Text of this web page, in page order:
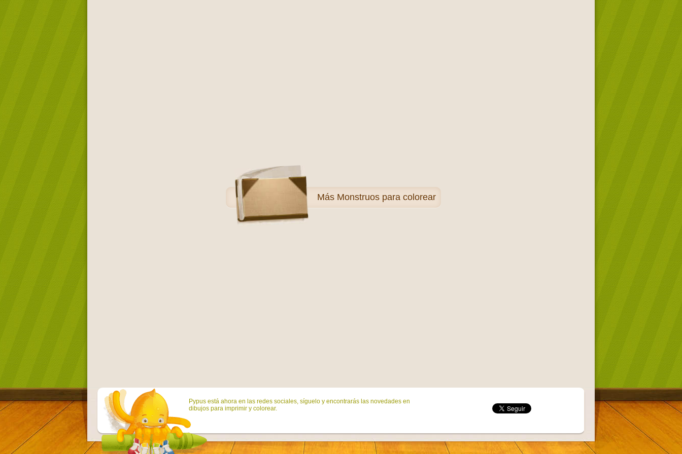
Más Monstruos para colorear
Pypus está ahora en las redes sociales, síguelo y encontrarás las novedades en
dibujos para imprimir y colorear.